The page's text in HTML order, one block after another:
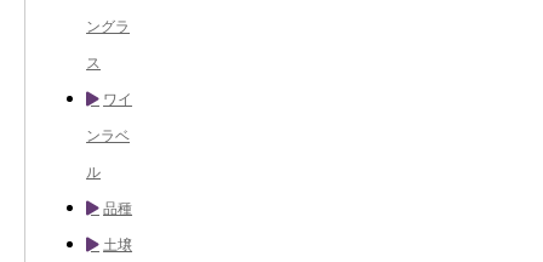
ングラ
ス
ワイ
ンラベ
ル
品種
土壌